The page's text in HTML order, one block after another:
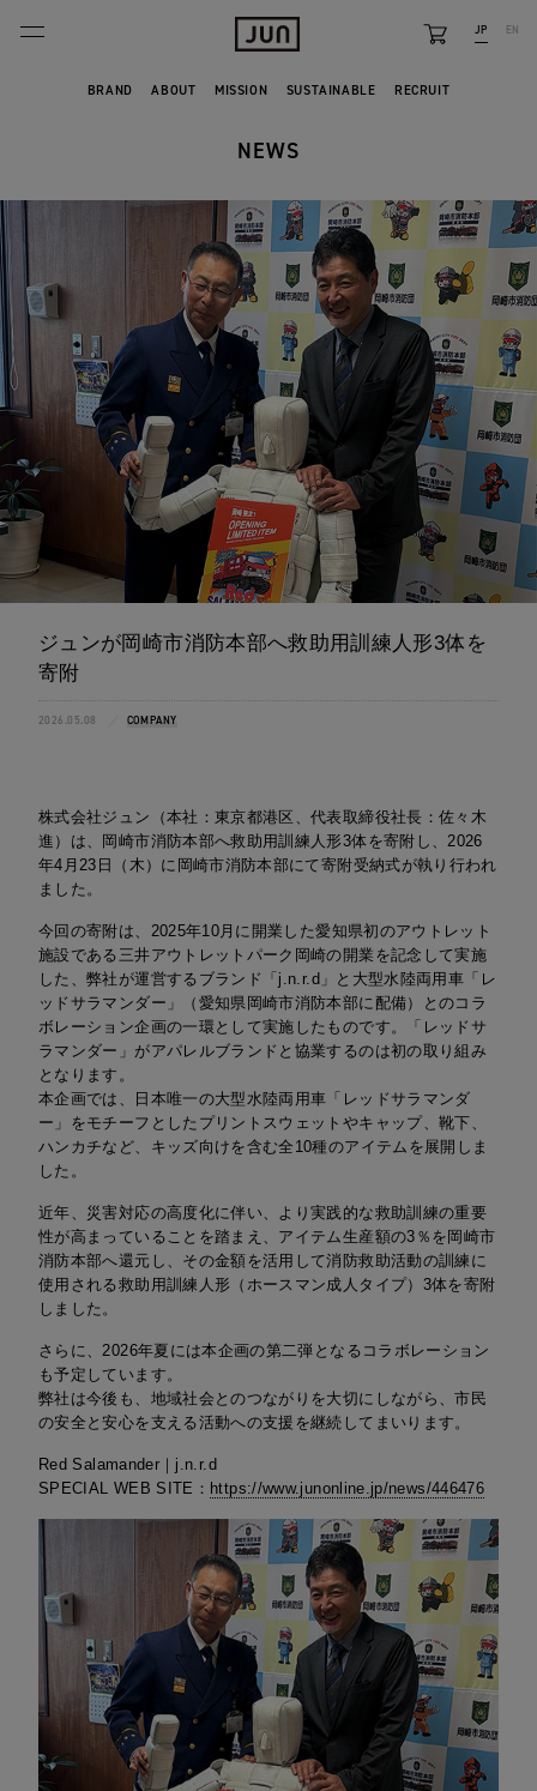
BRAND ABOUT MISSION SUSTAINABLE RECRUIT
JP EN
FEATURE
NEWS
NEWS
ジュンが岡崎市消防本部へ救助用訓練人形3体を
寄附
2026.05.08 COMPANY
株式会社ジュン（本社：東京都港区、代表取締役社長：佐々木
進）は、岡崎市消防本部へ救助用訓練人形3体を寄附し、2026
年4月23日（木）に岡崎市消防本部にて寄附受納式が執り行われ
ました。
今回の寄附は、2025年10月に開業した愛知県初のアウトレット
施設である三井アウトレットパーク岡崎の開業を記念して実施
した、弊社が運営するブランド「j.n.r.d」と大型水陸両用車「レ
ッドサラマンダー」（愛知県岡崎市消防本部に配備）とのコラ
ボレーション企画の一環として実施したものです。「レッドサ
ラマンダー」がアパレルブランドと協業するのは初の取り組み
となります。
本企画では、日本唯一の大型水陸両用車「レッドサラマンダ
ー」をモチーフとしたプリントスウェットやキャップ、靴下、
ハンカチなど、キッズ向けを含む全10種のアイテムを展開しま
した。
近年、災害対応の高度化に伴い、より実践的な救助訓練の重要
性が高まっていることを踏まえ、アイテム生産額の3％を岡崎市
消防本部へ還元し、その金額を活用して消防救助活動の訓練に
使用される救助用訓練人形（ホースマン成人タイプ）3体を寄附
しました。
さらに、2026年夏には本企画の第二弾となるコラボレーション
も予定しています。
弊社は今後も、地域社会とのつながりを大切にしながら、市民
の安全と安心を支える活動への支援を継続してまいります。
Red Salamander｜j.n.r.d
SPECIAL WEB SITE： https://www.junonline.jp/news/446476